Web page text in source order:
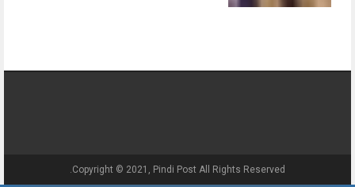
Copyright © 2021, Pindi Post All Rights Reserved.